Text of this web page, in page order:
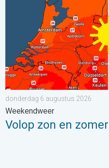
donderdag 6 augustus 2026
Weekendweer
Volop zon en